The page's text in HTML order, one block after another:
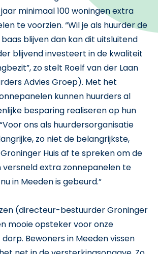
minimaal 100 woningen extra
te voorzien. “Wil je als huurder de
blijven dan kan dit uitsluitend
blijvend investeert in de kwaliteit
zo stelt Roelf van der Laan
Advies Groep). Met het
kunnen huurders al
besparing realiseren op hun
ons als huurdersorganisatie
zo niet de belangrijkste,
Huis af te spreken om de
versneld extra zonnepanelen te
in Meeden is gebeurd.”
(directeur-bestuurder Groninger
mooie opsteker voor onze
Bewoners in Meeden vissen